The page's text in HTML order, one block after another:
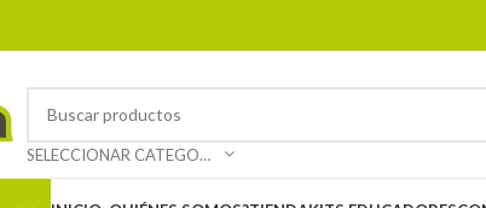
SELECCIONAR CATEGORÍA